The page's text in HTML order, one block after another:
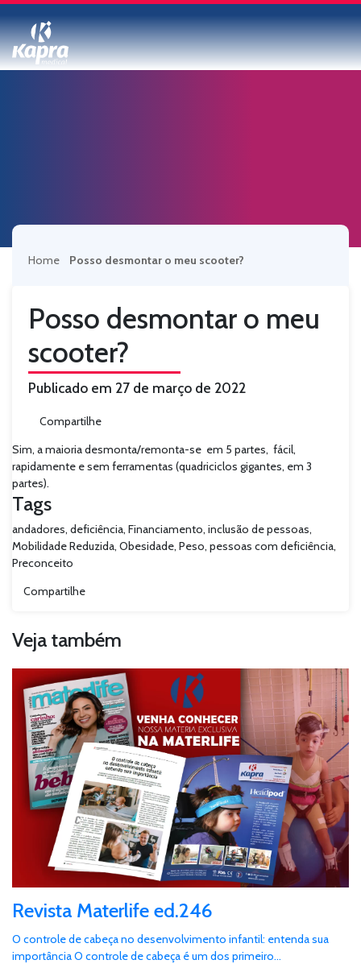
Home Posso desmontar o meu scooter?
Posso desmontar o meu
scooter?
Publicado em 27 de março de 2022
Compartilhe
Sim, a maioria desmonta/remonta-se em 5 partes, fácil,
rapidamente e sem ferramentas (quadriciclos gigantes, em 3
partes).
Tags
andadores, deficiência, Financiamento, inclusão de pessoas,
Mobilidade Reduzida, Obesidade, Peso, pessoas com deficiência,
Preconceito
Compartilhe
Veja também
Revista Materlife ed.246
O controle de cabeça no desenvolvimento infantil: entenda sua
importância O controle de cabeça é um dos primeiro...